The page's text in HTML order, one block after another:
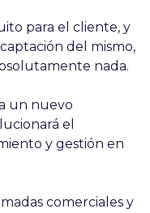
para el cliente, y
del mismo,
nada.
un nuevo
el
y gestión en
comerciales y